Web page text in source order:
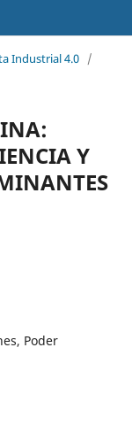
Industrial 4.0 /
Y
Poder